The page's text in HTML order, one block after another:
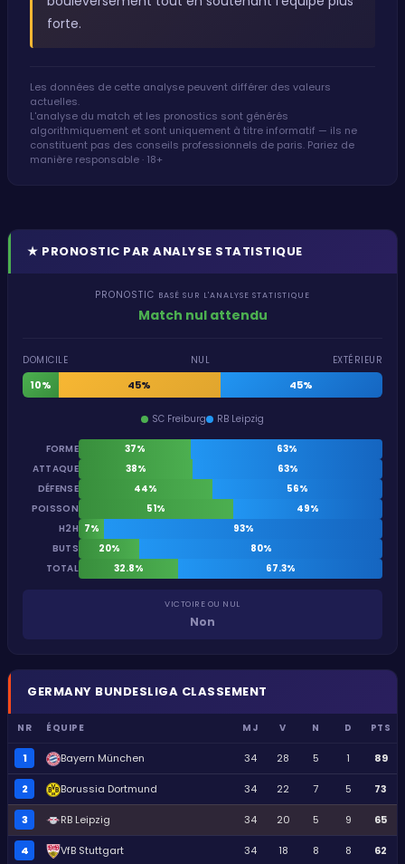
forte.
Les données de cette analyse peuvent différer des valeurs
actuelles.
L'analyse du match et les pronostics sont générés
algorithmiquement et sont uniquement à titre informatif — ils ne
constituent pas des conseils professionnels de paris. Pariez de
manière responsable · 18+
★ PRONOSTIC PAR ANALYSE STATISTIQUE
PRONOSTIC BASÉ SUR L'ANALYSE STATISTIQUE
Match nul attendu
DOMICILE NUL EXTÉRIEUR
10% 45% 45%
SC Freiburg RB Leipzig
FORME 37%
63%
ATTAQUE
38%
63%
DÉFENSE
44%
56%
POISSON
51%
49%
H2H 7%
93%
BUTS
20%
80%
TOTAL
32.8% 67.3%
VICTOIRE OU NUL
Non
GERMANY BUNDESLIGA CLASSEMENT
NR ÉQUIPE MJ V N D PTS
1 Bayern München 34 28 5 1 89
2 Borussia Dortmund 34 22 7 5 73
3 RB Leipzig 34 20 5 9 65
4 VfB Stuttgart 34 18 8 8 62